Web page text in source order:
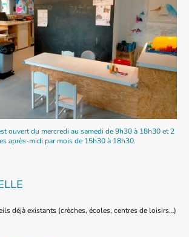
ouvert du mercredi au samedi de 9h30 à 18h30 et 2
après-midi par mois de 15h30 à 18h30.
déjà existants (crèches, écoles, centres de loisirs…)